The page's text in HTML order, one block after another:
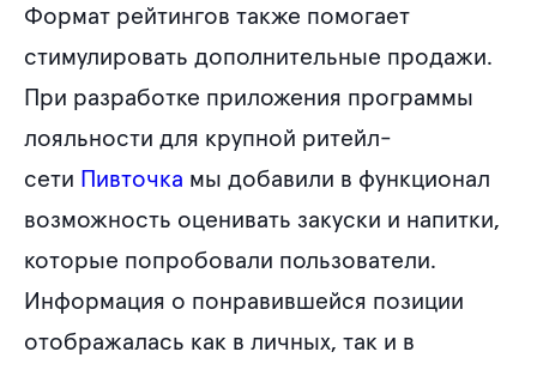
Формат рейтингов также помогает
стимулировать дополнительные продажи.
При разработке приложения программы
лояльности для крупной ритейл-
сети Пивточка мы добавили в функционал
возможность оценивать закуски и напитки,
которые попробовали пользователи.
Информация о понравившейся позиции
отображалась как в личных, так и в